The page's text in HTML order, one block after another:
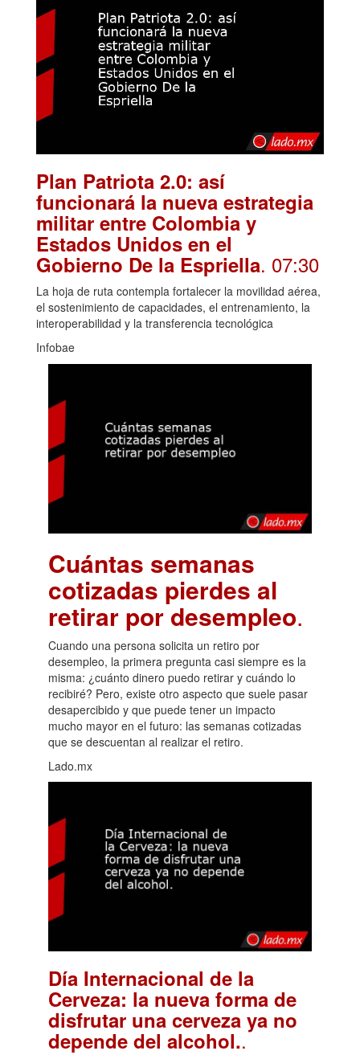
Plan Patriota 2.0: así
funcionará la nueva estrategia
militar entre Colombia y
Estados Unidos en el
Gobierno De la Espriella. 07:30
La hoja de ruta contempla fortalecer la movilidad aérea,
el sostenimiento de capacidades, el entrenamiento, la
interoperabilidad y la transferencia tecnológica
Infobae
Cuántas semanas
cotizadas pierdes al
retirar por desempleo.
Cuando una persona solicita un retiro por
desempleo, la primera pregunta casi siempre es la
misma: ¿cuánto dinero puedo retirar y cuándo lo
recibiré? Pero, existe otro aspecto que suele pasar
desapercibido y que puede tener un impacto
mucho mayor en el futuro: las semanas cotizadas
que se descuentan al realizar el retiro.
Lado.mx
Día Internacional de la
Cerveza: la nueva forma de
disfrutar una cerveza ya no
depende del alcohol..